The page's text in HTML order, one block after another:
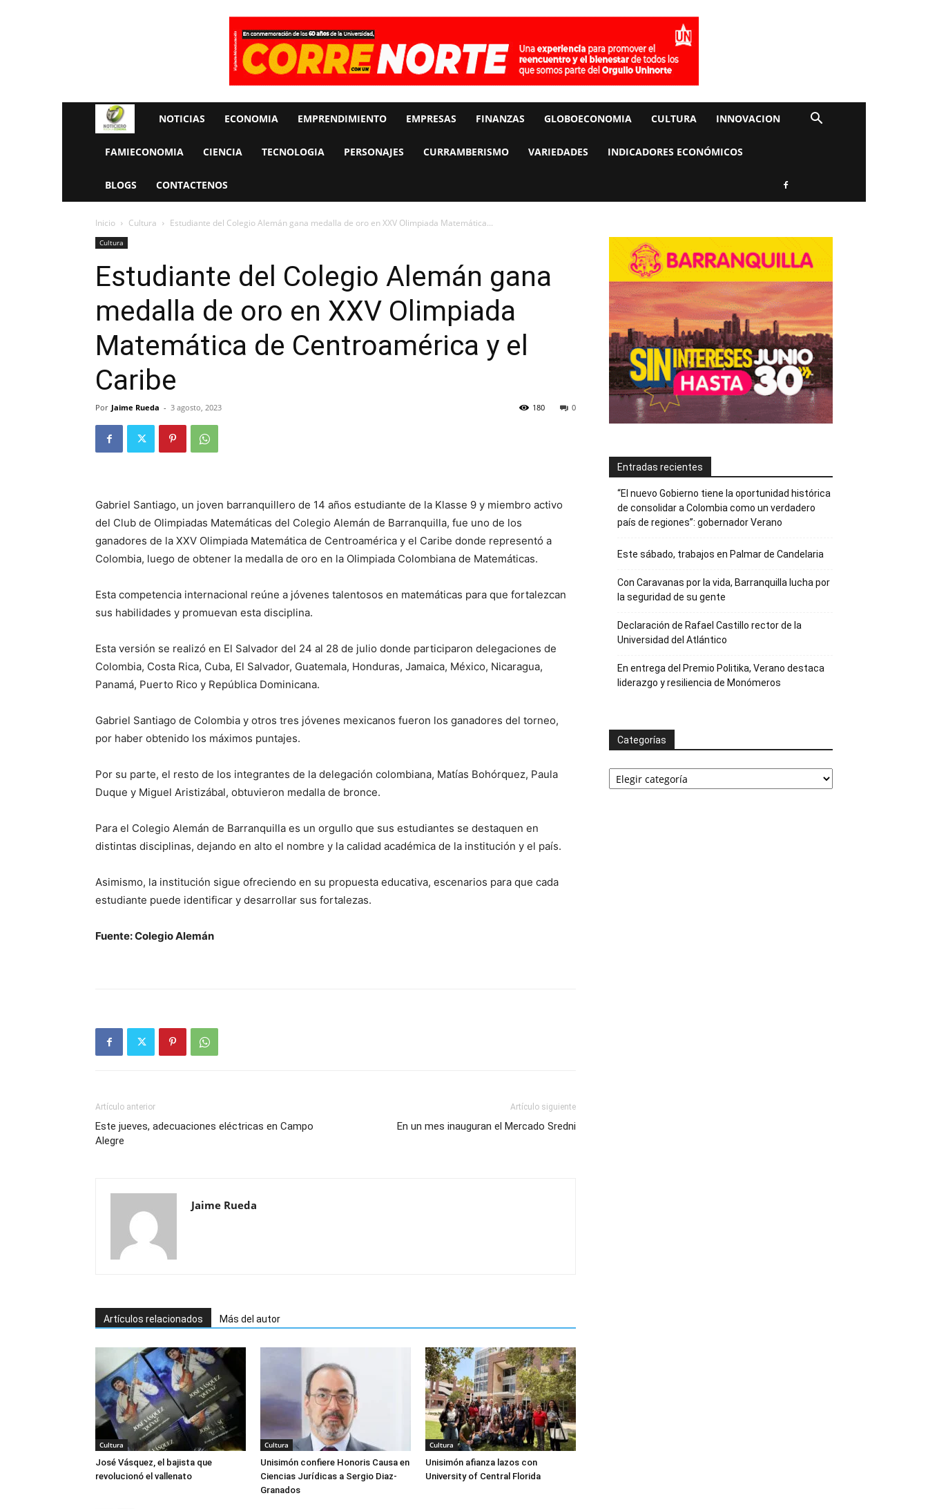
Rueda
La
Economia
NOTICIAS ECONOMIA EMPRENDIMIENTO EMPRESAS FINANZAS GLOBOECONOMIA CULTURA INNOVACION
FAMIECONOMIA CIENCIA TECNOLOGIA PERSONAJES CURRAMBERISMO VARIEDADES INDICADORES ECONÓMICOS
BLOGS CONTACTENOS
Inicio Cultura Estudiante del Colegio Alemán gana medalla de oro en XXV Olimpiada Matemática...
Cultura
Estudiante del Colegio Alemán gana
medalla de oro en XXV Olimpiada
Matemática de Centroamérica y el
Caribe
Por Jaime Rueda - 3 agosto, 2023 0
180
Gabriel Santiago, un joven barranquillero de 14 años estudiante de la Klasse 9 y miembro activo
del Club de Olimpiadas Matemáticas del Colegio Alemán de Barranquilla, fue uno de los
ganadores de la XXV Olimpiada Matemática de Centroamérica y el Caribe donde representó a
Colombia, luego de obtener la medalla de oro en la Olimpiada Colombiana de Matemáticas.
Esta competencia internacional reúne a jóvenes talentosos en matemáticas para que fortalezcan
sus habilidades y promuevan esta disciplina.
Esta versión se realizó en El Salvador del 24 al 28 de julio donde participaron delegaciones de
Colombia, Costa Rica, Cuba, El Salvador, Guatemala, Honduras, Jamaica, México, Nicaragua,
Panamá, Puerto Rico y República Dominicana.
Gabriel Santiago de Colombia y otros tres jóvenes mexicanos fueron los ganadores del torneo,
por haber obtenido los máximos puntajes.
Por su parte, el resto de los integrantes de la delegación colombiana, Matías Bohórquez, Paula
Duque y Miguel Aristizábal, obtuvieron medalla de bronce.
Para el Colegio Alemán de Barranquilla es un orgullo que sus estudiantes se destaquen en
distintas disciplinas, dejando en alto el nombre y la calidad académica de la institución y el país.
Asimismo, la institución sigue ofreciendo en su propuesta educativa, escenarios para que cada
estudiante puede identificar y desarrollar sus fortalezas.
Fuente: Colegio Alemán
Artículo anterior
Este jueves, adecuaciones eléctricas en Campo
Alegre
Artículo siguiente
En un mes inauguran el Mercado Sredni
Jaime Rueda
Artículos relacionados Más del autor
Cultura
José Vásquez, el bajista que
revolucionó el vallenato
Cultura
Unisimón confiere Honoris Causa en
Ciencias Jurídicas a Sergio Diaz-
Granados
Cultura
Unisimón afianza lazos con
University of Central Florida
Entradas recientes
“El nuevo Gobierno tiene la oportunidad histórica
de consolidar a Colombia como un verdadero
país de regiones”: gobernador Verano
Este sábado, trabajos en Palmar de Candelaria
Con Caravanas por la vida, Barranquilla lucha por
la seguridad de su gente
Declaración de Rafael Castillo rector de la
Universidad del Atlántico
En entrega del Premio Politika, Verano destaca
liderazgo y resiliencia de Monómeros
Categorías
Categorías